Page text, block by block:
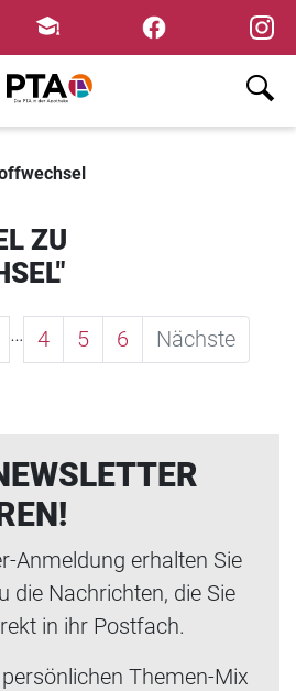
Fortbildungen
Home
ZU
… 4 5 6 Nächste
Anmeldung erhalten Sie
die Nachrichten, die Sie
in ihr Postfach.
Themen-Mix
×